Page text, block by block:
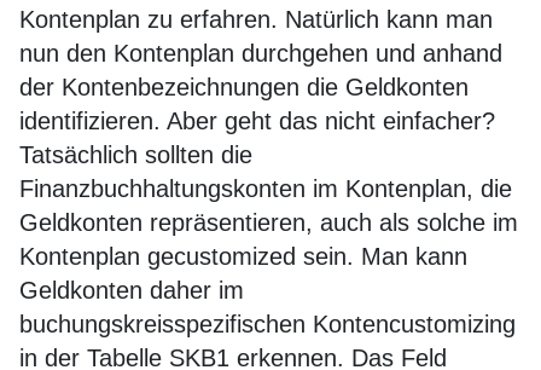
Kontenplan zu erfahren. Natürlich kann man
nun den Kontenplan durchgehen und anhand
der Kontenbezeichnungen die Geldkonten
identifizieren. Aber geht das nicht einfacher?
Tatsächlich sollten die
Finanzbuchhaltungskonten im Kontenplan, die
Geldkonten repräsentieren, auch als solche im
Kontenplan gecustomized sein. Man kann
Geldkonten daher im
buchungskreisspezifischen Kontencustomizing
in der Tabelle SKB1 erkennen. Das Feld